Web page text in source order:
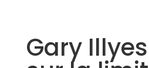
Gary